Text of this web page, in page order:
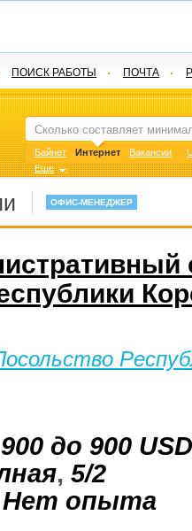
ОФИС-МЕНЕДЖЕР
до 900 USD
, 5/2
Нет опыта
Байнет Интернет Вакансии
Еще
ПОИСК РАБОТЫ ПОЧТА